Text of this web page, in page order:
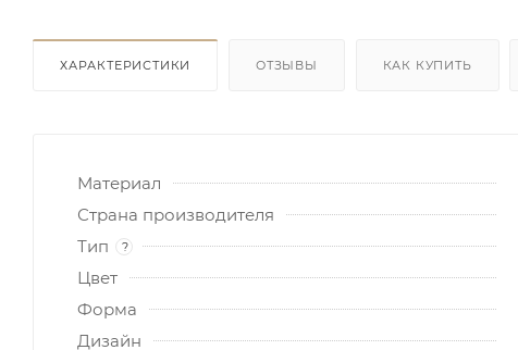
ХАРАКТЕРИСТИКИ ОТЗЫВЫ КАК КУПИТЬ
Материал
Страна производителя
Тип
?
Цвет
Форма
Дизайн